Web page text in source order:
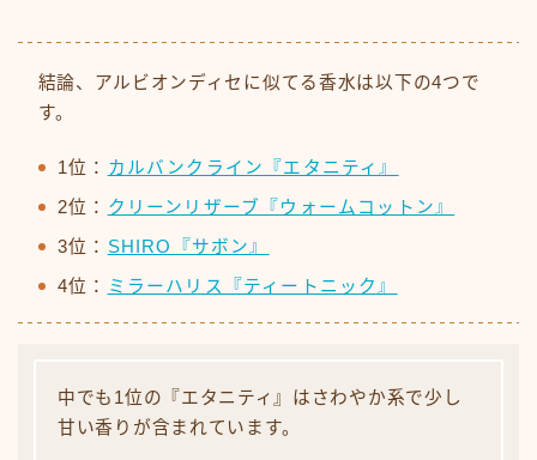
結論、アルビオンディセに似てる香水は以下の4つで
す。
1位： カルバンクライン『エタニティ』
2位： クリーンリザーブ『ウォームコットン』
3位： SHIRO『サボン』
4位： ミラーハリス『ティートニック』
中でも1位の『エタニティ』はさわやか系で少し
甘い香りが含まれています。